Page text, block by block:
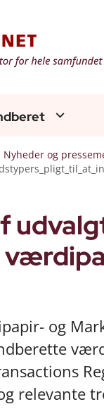
Nyheder og
og
relevante